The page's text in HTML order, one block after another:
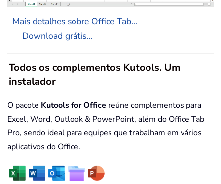
Mais detalhes sobre Office Tab...
Download grátis...
Todos os complementos Kutools. Um
instalador
O pacote Kutools for Office reúne complementos para
Excel, Word, Outlook & PowerPoint, além do Office Tab
Pro, sendo ideal para equipes que trabalham em vários
aplicativos do Office.